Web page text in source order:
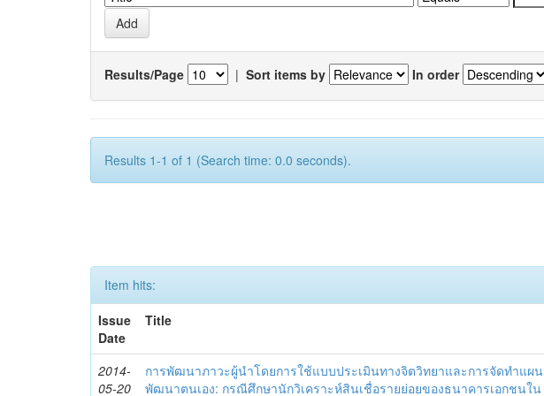
Results/Page | Sort items by In order
Results 1-1 of 1 (Search time: 0.0 seconds).
Item hits:
Issue
Date
Title
2014-
05-20
การพัฒนาภาวะผู้นำโดยการใช้แบบประเมินทางจิตวิทยาและการจัดทำแผน
พัฒนาตนเอง: กรณีศึกษานักวิเคราะห์สินเชื่อรายย่อยของธนาคารเอกชนใน